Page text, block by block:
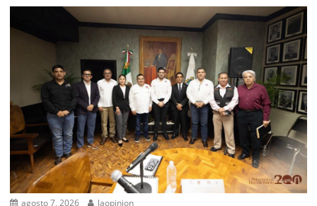
agosto 7, 2026 laopinion